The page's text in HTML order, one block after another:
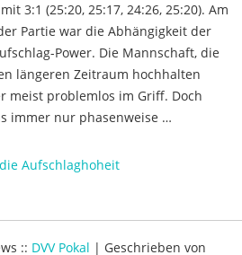
3:1 (25:20, 25:17, 24:26, 25:20). Am
Partie war die Abhängigkeit der
Power. Die Mannschaft, die
längeren Zeitraum hochhalten
meist problemlos im Griff. Doch
immer nur phasenweise …
Aufschlaghoheit
:: DVV Pokal | Geschrieben von